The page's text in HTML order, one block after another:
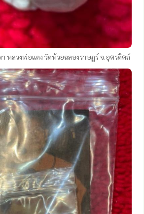
หลวงพ่อแดง วัดห้วยฉลองราษฏร์ จ.อุตรดิตถ์